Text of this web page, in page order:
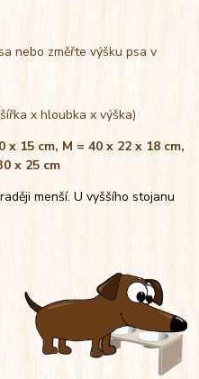
nebo změřte výšku psa v
x hloubka x výška)
x 15 cm, M = 40 x 22 x 18 cm,
x 25 cm
menší. U vyššího stojanu